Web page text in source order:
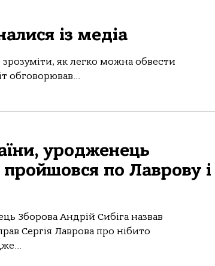
із медіа
як легко можна обвести
обговорював...
уродженець
по Лаврову і
Зборова Андрій Сибіга назвав
Сергія Лаврова про нібито